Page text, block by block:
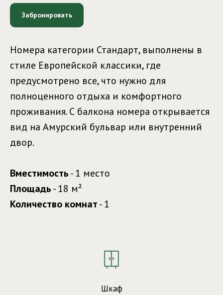
Забронировать
Номера категории Стандарт, выполнены в
стиле Европейской классики, где
предусмотрено все, что нужно для
полноценного отдыха и комфортного
проживания. С балкона номера открывается
вид на Амурский бульвар или внутренний
двор.
Вместимость- 1 место
Площадь- 18 м²
Количество комнат- 1
Шкаф